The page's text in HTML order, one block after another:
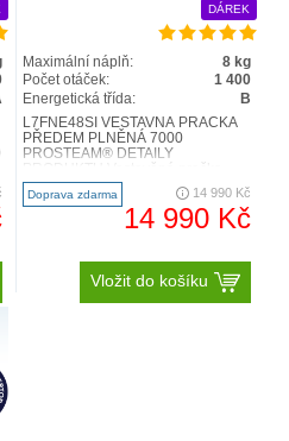
DÁREK
Maximální náplň:
8 kg
Počet otáček:
1 400
Energetická třída:
B
L7FNE48SI VESTAVNÁ PRAČKA
PŘEDEM PLNĚNÁ 7000
PROSTEAM® DETAILY
7000 ProSteam®, která je
integrovaná s ostatními kuchy..
Doprava zdarma 14 990 Kč
14 990 Kč
Vložit do košíku